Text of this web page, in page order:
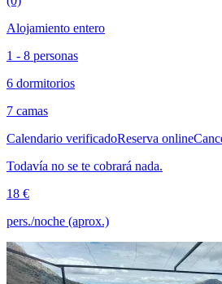
Alojamiento entero
1 - 8 personas
6 dormitorios
7 camas
Calendario verificadoReserva online
Todavía no se te cobrará nada.
18 €
pers./noche (aprox.)